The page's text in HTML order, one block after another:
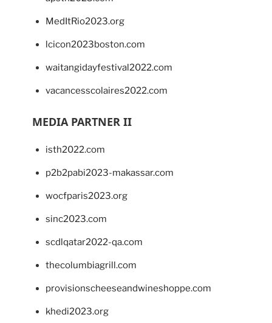
MedItRio2023.org
lcicon2023boston.com
waitangidayfestival2022.com
vacancesscolaires2022.com
MEDIA PARTNER II
isth2022.com
p2b2pabi2023-makassar.com
wocfparis2023.org
sinc2023.com
scdlqatar2022-qa.com
thecolumbiagrill.com
provisionscheeseandwineshoppe.com
khedi2023.org